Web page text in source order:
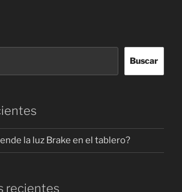
Buscar
la luz Brake en el tablero?
recientes